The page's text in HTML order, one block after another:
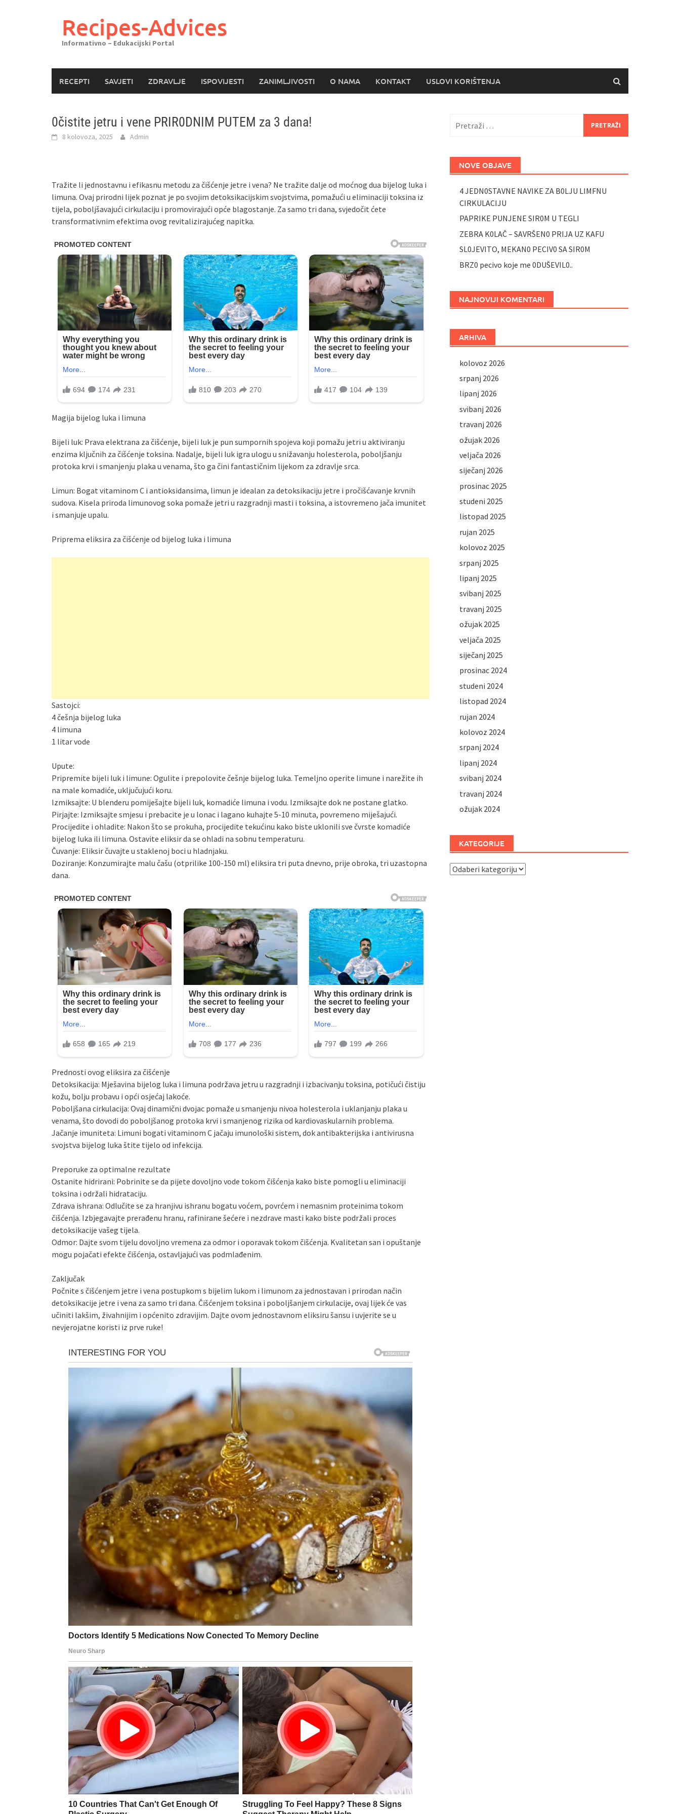
Recipes-Advices
Informativno – Edukacijski Portal
RECEPTI SAVJETI ZDRAVLJE ISPOVIJESTI ZANIMLJIVOSTI O NAMA KONTAKT USLOVI KORIŠTENJA
0čistite jetru i vene PRIR0DNIM PUTEM za 3 dana!
8 kolovoza, 2025 Admin
Tražite li jednostavnu i efikasnu metodu za čišćenje jetre i vena? Ne tražite dalje od moćnog dua bijelog luka i
limuna. Ovaj prirodni lijek poznat je po svojim detoksikacijskim svojstvima, pomažući u eliminaciji toksina iz
tijela, poboljšavajući cirkulaciju i promovirajući opće blagostanje. Za samo tri dana, svjedočit ćete
transformativnim efektima ovog revitalizirajućeg napitka.
Magija bijelog luka i limuna
Bijeli luk: Prava elektrana za čišćenje, bijeli luk je pun sumpornih spojeva koji pomažu jetri u aktiviranju
enzima ključnih za čišćenje toksina. Nadalje, bijeli luk igra ulogu u snižavanju holesterola, poboljšanju
protoka krvi i smanjenju plaka u venama, što ga čini fantastičnim lijekom za zdravlje srca.
Limun: Bogat vitaminom C i antioksidansima, limun je idealan za detoksikaciju jetre i pročišćavanje krvnih
sudova. Kisela priroda limunovog soka pomaže jetri u razgradnji masti i toksina, a istovremeno jača imunitet
i smanjuje upalu.
Priprema eliksira za čišćenje od bijelog luka i limuna
Sastojci:
4 češnja bijelog luka
4 limuna
1 litar vode
Upute:
Pripremite bijeli luk i limune: Ogulite i prepolovite češnje bijelog luka. Temeljno operite limune i narežite ih
na male komadiće, uključujući koru.
Izmiksajte: U blenderu pomiješajte bijeli luk, komadiće limuna i vodu. Izmiksajte dok ne postane glatko.
Pirjajte: Izmiksajte smjesu i prebacite je u lonac i lagano kuhajte 5-10 minuta, povremeno miješajući.
Procijedite i ohladite: Nakon što se prokuha, procijedite tekućinu kako biste uklonili sve čvrste komadiće
bijelog luka ili limuna. Ostavite eliksir da se ohladi na sobnu temperaturu.
Čuvanje: Eliksir čuvajte u staklenoj boci u hladnjaku.
Doziranje: Konzumirajte malu čašu (otprilike 100-150 ml) eliksira tri puta dnevno, prije obroka, tri uzastopna
dana.
Prednosti ovog eliksira za čišćenje
Detoksikacija: Mješavina bijelog luka i limuna podržava jetru u razgradnji i izbacivanju toksina, potičući čistiju
kožu, bolju probavu i opći osjećaj lakoće.
Poboljšana cirkulacija: Ovaj dinamični dvojac pomaže u smanjenju nivoa holesterola i uklanjanju plaka u
venama, što dovodi do poboljšanog protoka krvi i smanjenog rizika od kardiovaskularnih problema.
Jačanje imuniteta: Limuni bogati vitaminom C jačaju imunološki sistem, dok antibakterijska i antivirusna
svojstva bijelog luka štite tijelo od infekcija.
Preporuke za optimalne rezultate
Ostanite hidrirani: Pobrinite se da pijete dovoljno vode tokom čišćenja kako biste pomogli u eliminaciji
toksina i održali hidrataciju.
Zdrava ishrana: Odlučite se za hranjivu ishranu bogatu voćem, povrćem i nemasnim proteinima tokom
čišćenja. Izbjegavajte prerađenu hranu, rafinirane šećere i nezdrave masti kako biste podržali proces
detoksikacije vašeg tijela.
Odmor: Dajte svom tijelu dovoljno vremena za odmor i oporavak tokom čišćenja. Kvalitetan san i opuštanje
mogu pojačati efekte čišćenja, ostavljajući vas podmlađenim.
Zaključak
Počnite s čišćenjem jetre i vena postupkom s bijelim lukom i limunom za jednostavan i prirodan način
detoksikacije jetre i vena za samo tri dana. Čišćenjem toksina i poboljšanjem cirkulacije, ovaj lijek će vas
učiniti lakšim, živahnijim i općenito zdravijim. Dajte ovom jednostavnom eliksiru šansu i uvjerite se u
nevjerojatne koristi iz prve ruke!
NOVE OBJAVE
4 JEDN0STAVNE NAVIKE ZA B0LJU LIMFNU
CIRKULACIJU
PAPRIKE PUNJENE SIR0M U TEGLI
ZEBRA K0LAČ – SAVRŠEN0 PRIJA UZ KAFU
SL0JEVITO, MEKAN0 PECIV0 SA SIR0M
BRZ0 pecivo koje me 0DUŠEVIL0..
NAJNOVIJI KOMENTARI
ARHIVA
kolovoz 2026
srpanj 2026
lipanj 2026
svibanj 2026
travanj 2026
ožujak 2026
veljača 2026
siječanj 2026
prosinac 2025
studeni 2025
listopad 2025
rujan 2025
kolovoz 2025
srpanj 2025
lipanj 2025
svibanj 2025
travanj 2025
ožujak 2025
veljača 2025
siječanj 2025
prosinac 2024
studeni 2024
listopad 2024
rujan 2024
kolovoz 2024
srpanj 2024
lipanj 2024
svibanj 2024
travanj 2024
ožujak 2024
KATEGORIJE
Kategorije